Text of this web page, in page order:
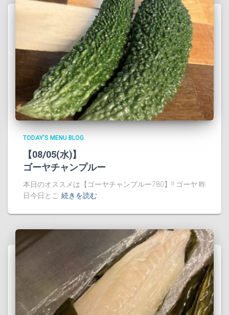
TODAY'S MENU BLOG
【08/05(水)】
ゴーヤチャンプルー
本日のオススメは【ゴーヤチャンプルー780】!! ゴーヤ 昨
日今日とこ 続きを読む